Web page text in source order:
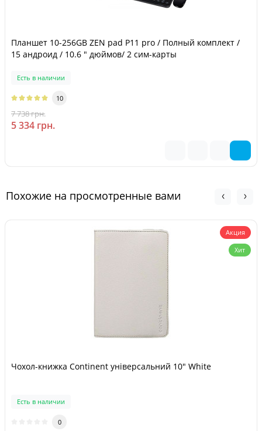
Планшет 10-256GB ZEN pad P11 pro / Полный комплект /
15 андроид / 10.6 " дюймов/ 2 сим-карты
Есть в наличии
10
7 738 грн.
5 334 грн.
Похожие на просмотренные вами
Акция
Хит
Чохол-книжка Continent універсальний 10" White
Есть в наличии
0